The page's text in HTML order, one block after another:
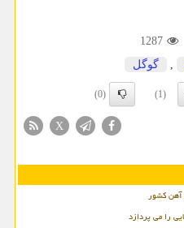
1287
گوگل
(1)
(0)
X
آهن کشور
را می پردازد